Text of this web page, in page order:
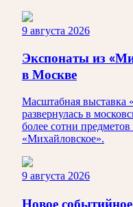
9 августа 2026
Экспонаты из
в Москве
Масштабная
развернулась в
более сотни
«Михайловское».
9 августа 2026
Новое